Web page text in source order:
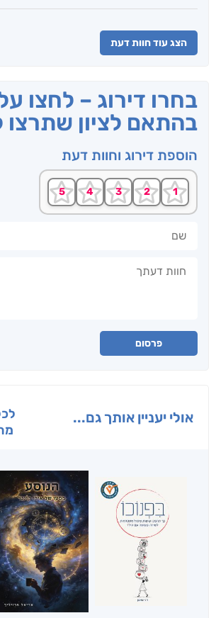
הצג עוד חוות דעת
בחרו דירוג – לחצו
בהתאם לציון
הוספת דירוג וחוות דעת
פרסום
אולי יעניין אותך גם...